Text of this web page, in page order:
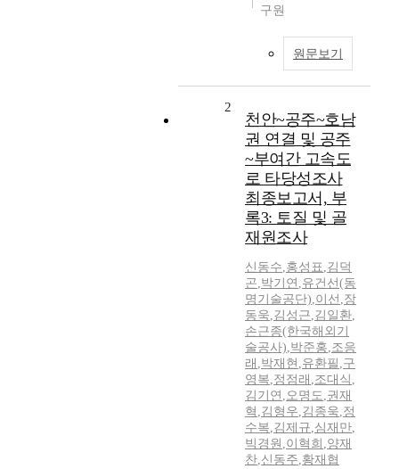
구원
원문보기
2
천안~공주~호남
권 연결 및 공주
~부여간 고속도
로 타당성조사
최종보고서, 부
록3: 토질 및 골
재원조사
신동수,홍성표,김덕
곤,박기연 ,유건선(동
명기술공단),이선 ,장
동욱,김성근,김일환,
손근종(한국해외기
술공사),박준홍,조응
래 ,박재현 ,유환필 ,구
영복,정점래 ,조대식 ,
김기연 ,오명도,권재
혁 ,김형우,김종욱,정
수복,김제규,심재만,
빅경원 ,이혁희 ,양재
찬,신동주,황재협